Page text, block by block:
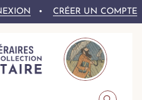
CRÉER UN COMPTE